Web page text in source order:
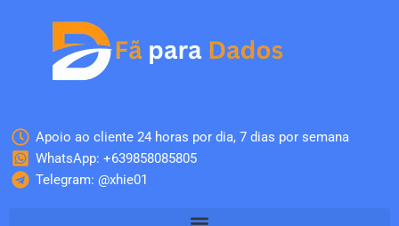
Apoio ao cliente 24 horas por dia, 7 dias por semana
WhatsApp: +639858085805
Telegram: @xhie01